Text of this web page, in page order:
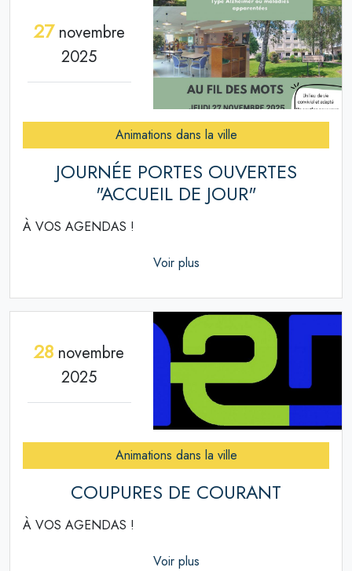
27novembre
2025
Animations dans la ville
JOURNÉE PORTES OUVERTES
"ACCUEIL DE JOUR"
À VOS AGENDAS !
Voir plus
28 novembre
2025
Animations dans la ville
COUPURES DE COURANT
À VOS AGENDAS !
Voir plus